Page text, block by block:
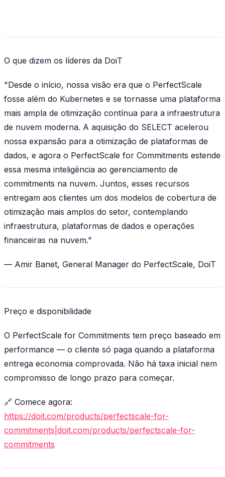
O que dizem os líderes da DoiT
"Desde o início, nossa visão era que o PerfectScale
fosse além do Kubernetes e se tornasse uma plataforma
mais ampla de otimização contínua para a infraestrutura
de nuvem moderna. A aquisição do SELECT acelerou
nossa expansão para a otimização de plataformas de
dados, e agora o PerfectScale for Commitments estende
essa mesma inteligência ao gerenciamento de
commitments na nuvem. Juntos, esses recursos
entregam aos clientes um dos modelos de cobertura de
otimização mais amplos do setor, contemplando
infraestrutura, plataformas de dados e operações
financeiras na nuvem."
— Amir Banet, General Manager do PerfectScale, DoiT
Preço e disponibilidade
O PerfectScale for Commitments tem preço baseado em
performance — o cliente só paga quando a plataforma
entrega economia comprovada. Não há taxa inicial nem
compromisso de longo prazo para começar.
🔗 Comece agora:
https://doit.com/products/perfectscale-for-
commitments|doit.com/products/perfectscale-for-
commitments